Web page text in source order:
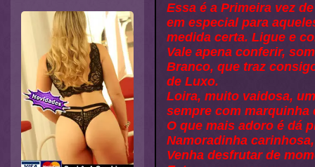
Essa é a Primeira vez
em especial para
medida certa. Ligue e
Vale apena conferir,
Branco, que traz
de Luxo.
Loira, muito vaidosa,
sempre com marquinha
O que mais adoro é dá
Namoradinha
Venha desfrutar de